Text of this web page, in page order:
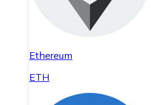
Ethereum
ETH